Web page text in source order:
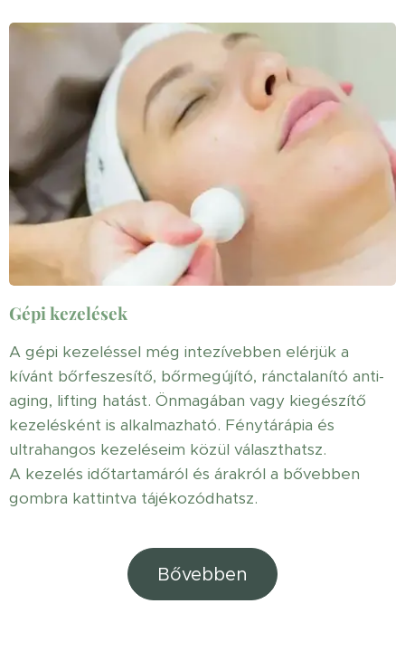
Gépi kezelések
A gépi kezeléssel még intezívebben elérjük a
kívánt bőrfeszesítő, bőrmegújító, ránctalanító anti-
aging, lifting hatást. Önmagában vagy kiegészítő
kezelésként is alkalmazható. Fénytárápia és
ultrahangos kezeléseim közül választhatsz.
A kezelés időtartamáról és árakról a bővebben
gombra kattintva tájékozódhatsz.
Bővebben